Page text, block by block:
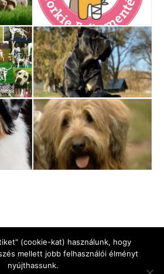
(cookie-kat) használunk, hogy
mellett jobb felhasználói élményt
nyújthassunk.